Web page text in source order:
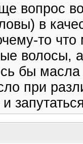
вопрос
в
то
волосы,
бы
при